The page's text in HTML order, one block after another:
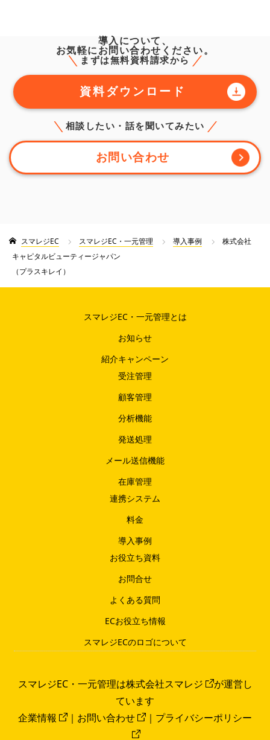
導入について、
お気軽にお問い合わせください。
まずは無料資料請求から
資料ダウンロード
相談したい・話を聞いてみたい
お問い合わせ
スマレジEC スマレジEC・一元管理 導入事例
株式会社
キャピタルビューティージャパン
（プラスキレイ）
スマレジEC・一元管理とは
お知らせ
紹介キャンペーン
受注管理
顧客管理
分析機能
発送処理
メール送信機能
在庫管理
連携システム
料金
導入事例
お役立ち資料
お問合せ
よくある質問
ECお役立ち情報
スマレジECのロゴについて
スマレジEC・一元管理は株式会社スマレジ
が運営し
ています
企業情報
｜ お問い合わせ ｜ プライバシーポリシー